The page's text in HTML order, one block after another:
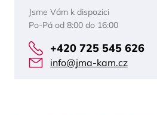
Jsme Vám k dispozici
Po-Pá od 8:00 do 16:00
+420 725 545 626
info@jma-kam.cz